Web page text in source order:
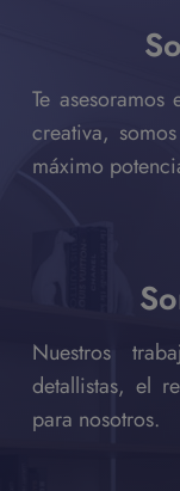
Te
creativa,
máximo
Nuestros
detallistas, el
para nosotros.